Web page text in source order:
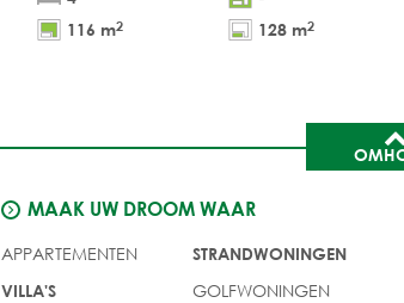
116 m2 128 m2
MAAK UW DROOM WAAR
APPARTEMENTEN
VILLA'S
STRANDWONINGEN
GOLFWONINGEN